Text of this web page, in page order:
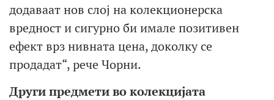
додаваат нов слој на колекционерска
вредност и сигурно би имале позитивен
ефект врз нивната цена, доколку се
продадат“, рече Чорни.
Други предмети во колекцијата